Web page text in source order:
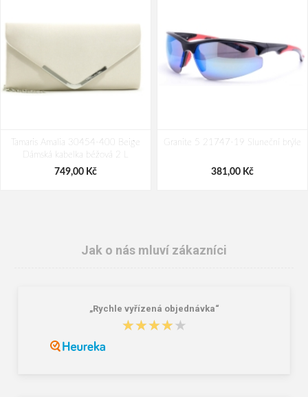
Tamaris Amalia 30454-400 Beige
Dámská kabelka béžová 2 L
749,00 Kč
Granite 5 21747-19 Sluneční brýle
381,00 Kč
Jak o nás mluví zákazníci
„Rychle vyřízená objednávka“
★★★★★
★★★★★